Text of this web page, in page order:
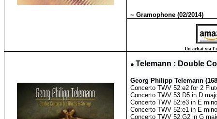
~ Gramophone (02/2014)
Un achat via
●Telemann : Double
Georg Philipp Telemann
Concerto TWV 52:e2 for 2
Concerto TWV 53:D5 in D
Concerto TWV 52:e3 in E
Concerto TWV 52:e1 in E
Concerto TWV 52:G2 in G